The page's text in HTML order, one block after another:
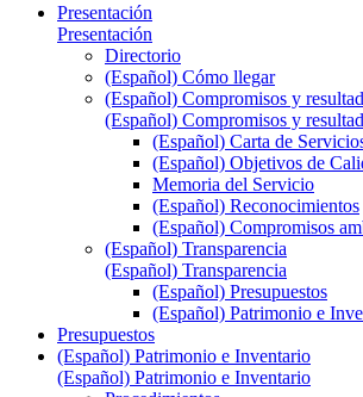
Presentación
Presentación
Directorio
(Español) Cómo llegar
(Español) Compromisos y
(Español) Compromisos y
(Español) Carta de
(Español) Objetivos de
Memoria del Servicio
(Español) Reconocimientos
(Español) Compromisos
(Español) Transparencia
(Español) Transparencia
(Español) Presupuestos
(Español) Patrimonio e
Presupuestos
(Español) Patrimonio e Inventario
(Español) Patrimonio e Inventario